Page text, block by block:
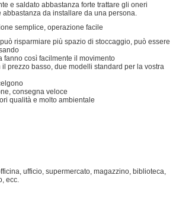
e saldato abbastanza forte trattare gli oneri
da installare da una persona.
semplice, operazione facile
risparmiare più spazio di stoccaggio, può essere
fanno così facilmente il movimento
prezzo basso, due modelli standard per la vostra
consegna veloce
qualità e molto ambientale
ufficio, supermercato, magazzino, biblioteca,
ecc.